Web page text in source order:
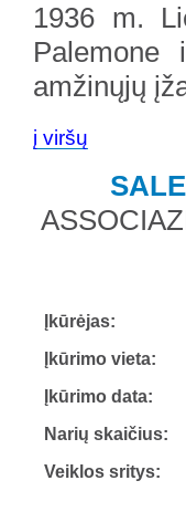
1936 m.
amžinųjų
į viršų
Įkūrėjas:
Įkūrimo vieta:
Įkūrimo data:
Narių skaičius:
Veiklos sritys: